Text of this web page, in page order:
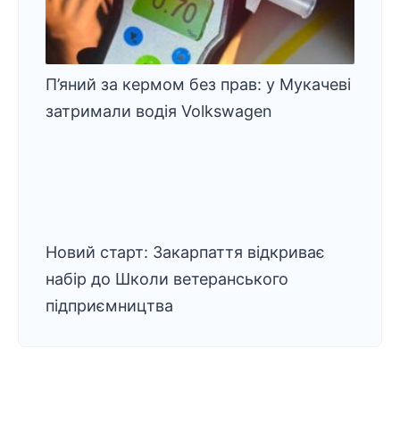
П’яний за кермом без прав: у Мукачеві
затримали водія Volkswagen
Новий старт: Закарпаття відкриває
набір до Школи ветеранського
підприємництва